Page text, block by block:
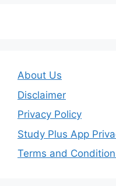
About Us
Disclaimer
Privacy Policy
Study Plus App
Terms and